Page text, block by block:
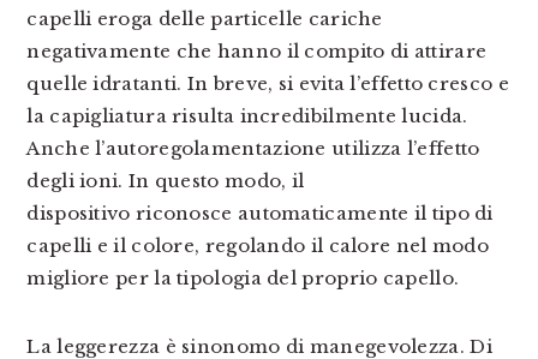
capelli eroga delle particelle cariche
negativamente che hanno il compito di attirare
quelle idratanti. In breve, si evita l’effetto cresco e
la capigliatura risulta incredibilmente lucida.
Anche l’autoregolamentazione utilizza l’effetto
degli ioni. In questo modo, il
dispositivo riconosce automaticamente il tipo di
capelli e il colore, regolando il calore nel modo
migliore per la tipologia del proprio capello.
La leggerezza è sinonomo di manegevolezza. Di